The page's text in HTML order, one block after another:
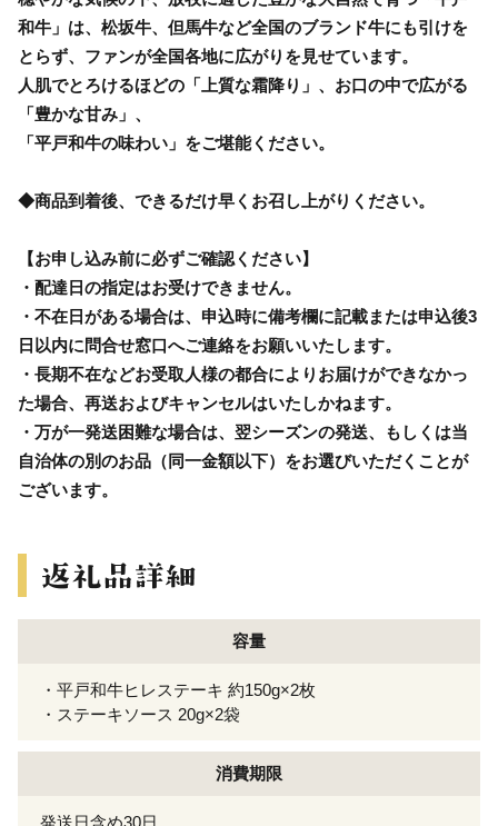
和牛」は、松坂牛、但馬牛など全国のブランド牛にも引けを
とらず、ファンが全国各地に広がりを見せています。
人肌でとろけるほどの「上質な霜降り」、お口の中で広がる
「豊かな甘み」、
「平戸和牛の味わい」をご堪能ください。
◆商品到着後、できるだけ早くお召し上がりください。
【お申し込み前に必ずご確認ください】
・配達日の指定はお受けできません。
・不在日がある場合は、申込時に備考欄に記載または申込後3
日以内に問合せ窓口へご連絡をお願いいたします。
・長期不在などお受取人様の都合によりお届けができなかっ
た場合、再送およびキャンセルはいたしかねます。
・万が一発送困難な場合は、翌シーズンの発送、もしくは当
自治体の別のお品（同一金額以下）をお選びいただくことが
ございます。
容量
・平戸和牛ヒレステーキ 約150g×2枚
・ステーキソース 20g×2袋
消費期限
発送日含め30日